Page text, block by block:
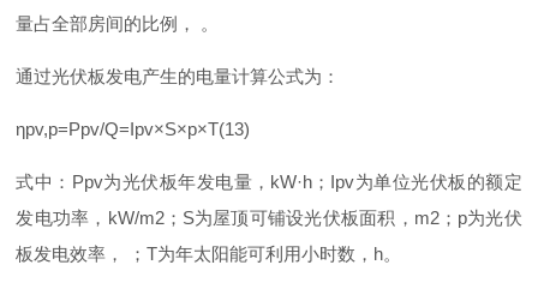
量占全部房间的比例 ， 。
通过光伏板发电产生的电量计算公式为：
ηpv,p=Ppv/Q=Ipv×S×p×T(13)
式中 ： Ppv为光伏板年发电量， kW·h ； Ipv为单位光伏板的额定
发电功率 ， kW/m2； S为屋顶可铺设光伏板面积 ， m2； p为光伏
板发电效率 ， ；T为年太阳能可利用小时数 ， h。